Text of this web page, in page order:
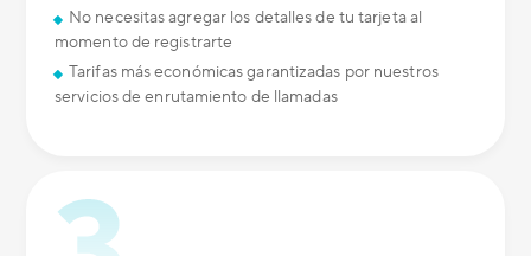
No necesitas agregar los detalles de tu tarjeta al
momento de registrarte
Tarifas más económicas garantizadas por nuestros
servicios de enrutamiento de llamadas